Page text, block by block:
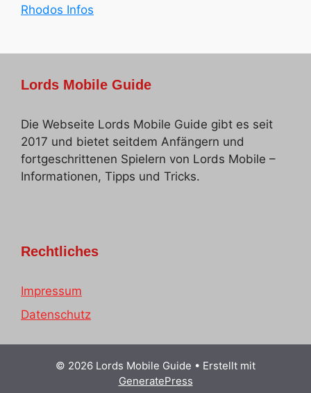
Rhodos Infos
Lords Mobile Guide
Die Webseite Lords Mobile Guide gibt es seit
2017 und bietet seitdem Anfängern und
fortgeschrittenen Spielern von Lords Mobile –
Informationen, Tipps und Tricks.
Rechtliches
Impressum
Datenschutz
© 2026 Lords Mobile Guide • Erstellt mit
GeneratePress